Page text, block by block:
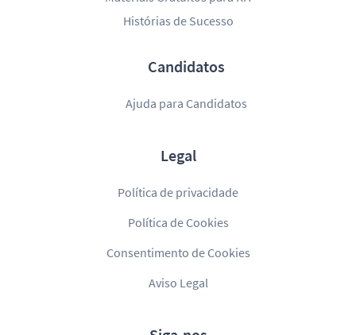
Histórias de Sucesso
Candidatos
Ajuda para Candidatos
Legal
Política de privacidade
Política de Cookies
Consentimento de Cookies
Aviso Legal